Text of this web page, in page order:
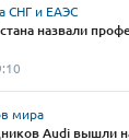
СНГ и ЕАЭС
назвали
мира
Audi вышли